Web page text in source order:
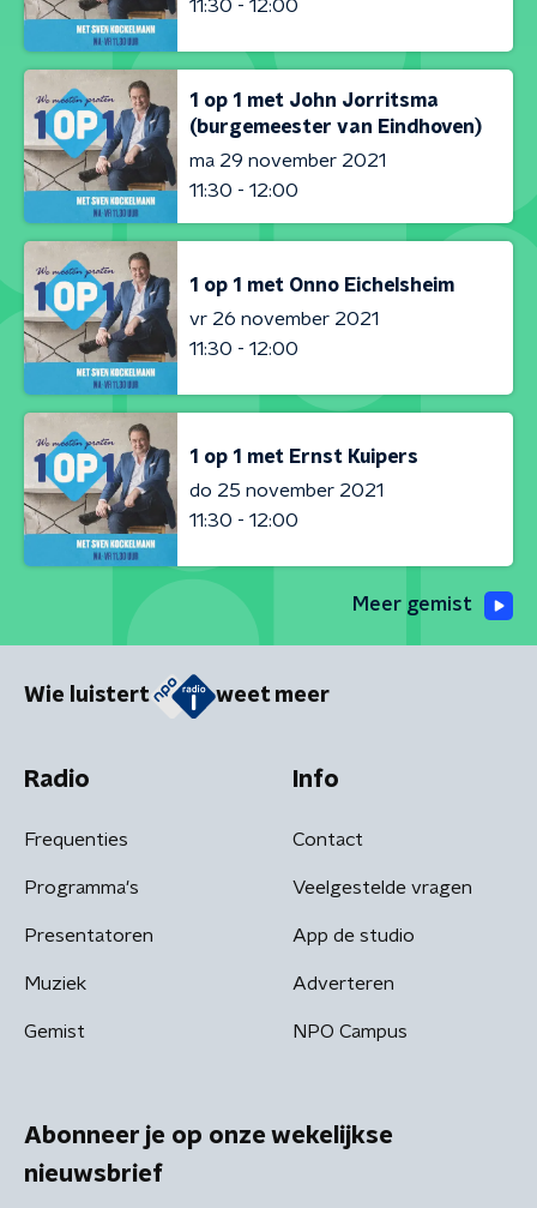
11:30 - 12:00
1 op 1 met John Jorritsma
(burgemeester van Eindhoven)
ma 29 november 2021
11:30 - 12:00
1 op 1 met Onno Eichelsheim
vr 26 november 2021
11:30 - 12:00
1 op 1 met Ernst Kuipers
do 25 november 2021
11:30 - 12:00
Meer gemist
Wie luistert weet meer
Radio
Frequenties
Programma's
Presentatoren
Muziek
Gemist
Info
Contact
Veelgestelde vragen
App de studio
Adverteren
NPO Campus
Abonneer je op onze wekelijkse
nieuwsbrief